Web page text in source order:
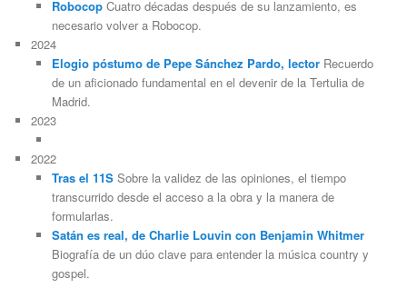
RobocopCuatro décadas después de su lanzamiento, es
necesario volver a Robocop.
2024
Elogio póstumo de Pepe Sánchez Pardo, lectorRecuerdo
de un aficionado fundamental en el devenir de la Tertulia de
Madrid.
2023
2022
Tras el 11SSobre la validez de las opiniones, el tiempo
transcurrido desde el acceso a la obra y la manera de
formularlas.
Satán es real, de Charlie Louvin con Benjamin Whitmer
Biografía de un dúo clave para entender la música country y
gospel.